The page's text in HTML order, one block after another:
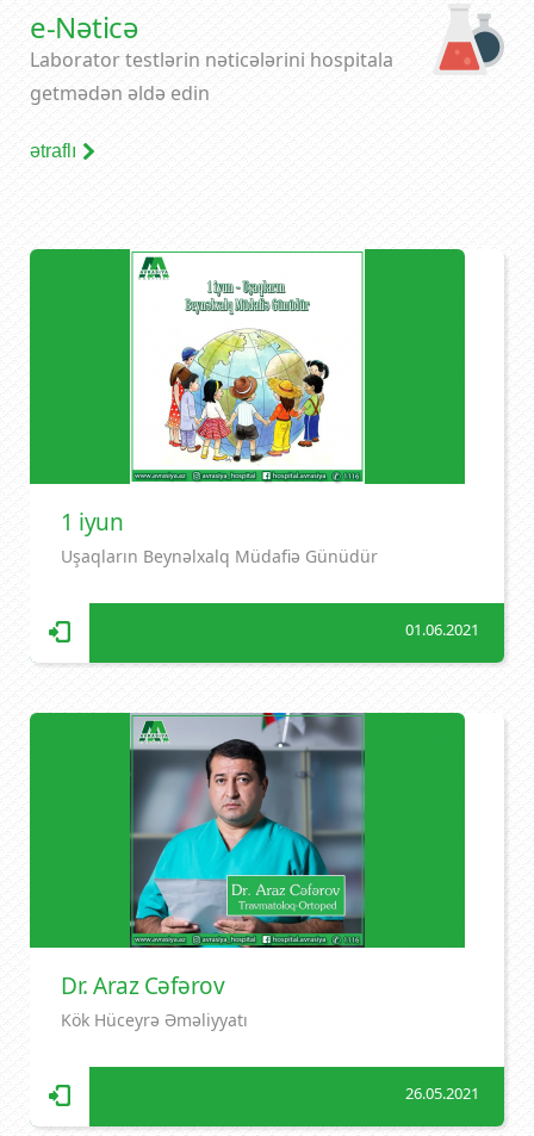
e-Nəticə
Laborator testlərin nəticələrini hospitala
getmədən əldə edin
ətraflı
1 iyun
Uşaqların Beynəlxalq Müdafiə Günüdür
01.06.2021
Dr. Araz Cəfərov
Kök Hüceyrə Əməliyyatı
26.05.2021